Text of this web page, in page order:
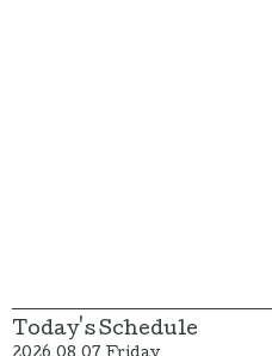
Today's Schedule